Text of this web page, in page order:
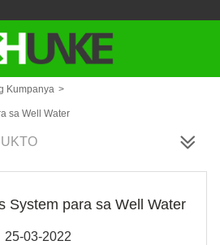
Kumpanya >
sa Well Water
System para sa Well Water
25-03-2022